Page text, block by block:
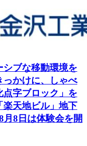
シブな移動環境を
っかけに、しゃべ
点字ブロック」を
楽天地ビル」地下
月8日は体験会を開